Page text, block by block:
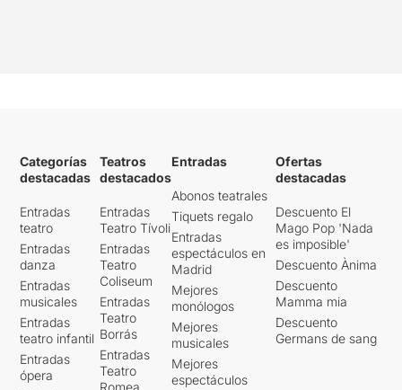
Categorías
destacadas
Entradas
teatro
Entradas
danza
Entradas
musicales
Entradas
teatro infantil
Entradas
ópera
Teatros
destacados
Entradas
Teatro Tívoli
Entradas
Teatro
Coliseum
Entradas
Teatro
Borrás
Entradas
Teatro
Romea
Entradas
Abonos teatrales
Tiquets regalo
Entradas
espectáculos en
Madrid
Mejores
monólogos
Mejores
musicales
Mejores
espectáculos
Ofertas
destacadas
Descuento El
Mago Pop 'Nada
es imposible'
Descuento Ànima
Descuento
Mamma mia
Descuento
Germans de sang